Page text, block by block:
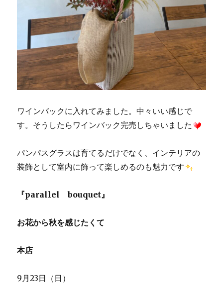
ワインバックに入れてみました。中々いい感じで
す。そうしたらワインバック完売しちゃいました
パンパスグラスは育てるだけでなく、インテリアの
装飾として室内に飾って楽しめるのも魅力です
『parallel bouquet』
お花から秋を感じたくて
本店
9月23日（日）